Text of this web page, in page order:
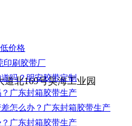
价格
印刷胶带厂
吗？明安胶带定制
广东封箱胶带生产
怎么办？广东封箱胶带生产
广东封箱胶带生产
北169号昊海工业园